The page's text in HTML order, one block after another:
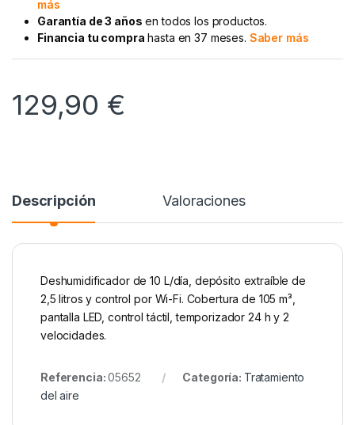
más
Garantía de 3 años en todos los productos.
Financia tu compra hasta en 37 meses. Saber más
129,90 €
Descripción Valoraciones
Deshumidificador de 10 L/día, depósito extraíble de
2,5 litros y control por Wi-Fi. Cobertura de 105 m³,
pantalla LED, control táctil, temporizador 24 h y 2
velocidades.
Referencia:05652 Categoría: Tratamiento
del aire